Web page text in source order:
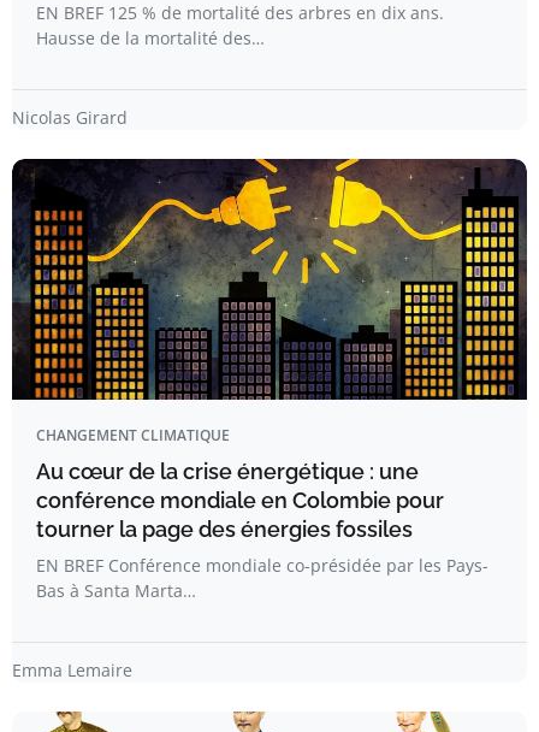
EN BREF 125 % de mortalité des arbres en dix ans.
Hausse de la mortalité des…
Nicolas Girard
CHANGEMENT CLIMATIQUE
Au cœur de la crise énergétique : une
conférence mondiale en Colombie pour
tourner la page des énergies fossiles
EN BREF Conférence mondiale co-présidée par les Pays-
Bas à Santa Marta…
Emma Lemaire